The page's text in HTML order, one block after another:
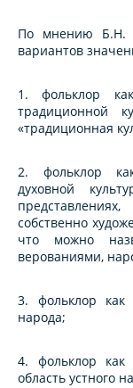
По мнению Б.Н.
вариантов
1. фольклор
традиционной
«традиционная
2. фольклор
духовной
собственно
что можно
верованиями,
3. фольклор как
народа;
4. фольклор как
область устного